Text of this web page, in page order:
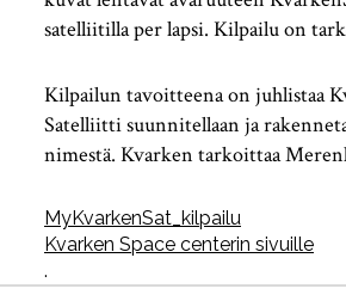
satelliitilla per lapsi. Kilpailu on
Kilpailun tavoitteena on juhlistaa
Satelliitti suunnitellaan ja
nimestä. Kvarken tarkoittaa
MyKvarkenSat_kilpailu
Kvarken Space centerin sivuille
.